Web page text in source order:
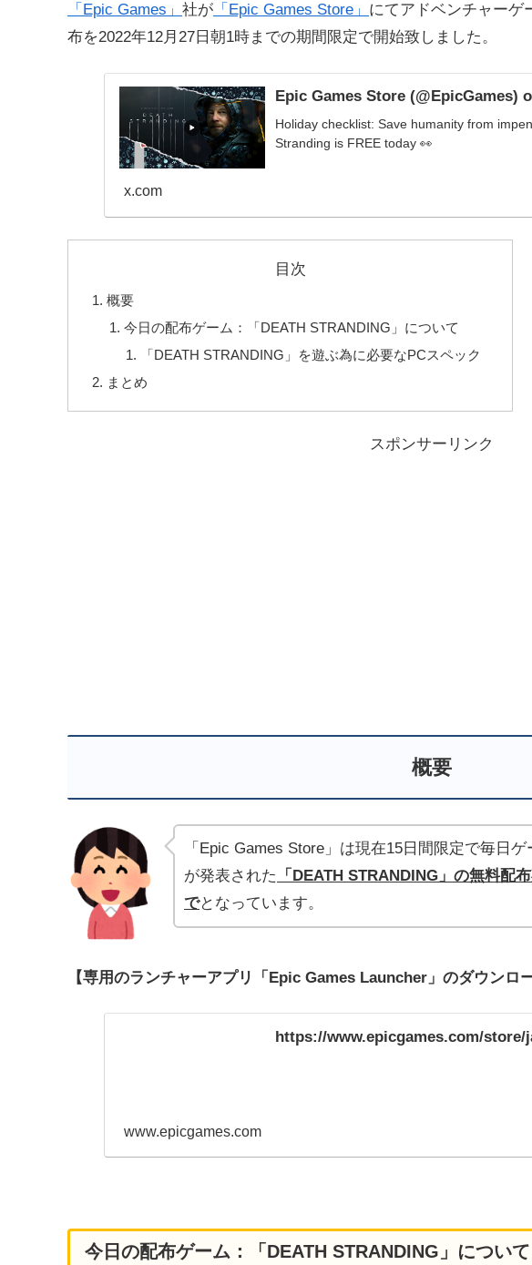
「Epic Games」 社が 「Epic Games Store」 にてアドベンチャーゲ
布を2022年12月27日朝1時までの期間限定で開始致しました。
Epic Games Store (@EpicGames)
Holiday checklist: Save humanity from
Stranding is FREE today 👀
x.com
目次
概要
今日の配布ゲーム：「DEATH STRANDING」について
「DEATH STRANDING」を遊ぶ為に必要なPCスペック
まとめ
スポンサーリンク
概要
「Epic Games Store」は現在15日間限定で毎日
が発表された
「DEATH STRANDING」 の無料配
でとなっています。
【専用のランチャーアプリ「Epic Games Launcher」のダウンロ
https://www.epicgames.com/store/
www.epicgames.com
今日の配布ゲーム：「DEATH STRANDING」について